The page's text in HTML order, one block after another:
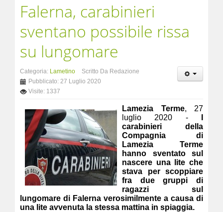
Falerna, carabinieri
sventano possibile rissa
su lungomare
Categoria: Lametino
Scritto Da Redazione
Pubblicato: 27 Luglio 2020
Visite: 1337
Lamezia Terme, 27
luglio 2020 -
carabinieri della
Compagnia di
Lamezia Terme
hanno sventato sul
nascere una lite che
stava per scoppiare
fra due gruppi di
ragazzi sul
lungomare di Falerna verosimilmente a causa di
una lite avvenuta la stessa mattina in spiaggia.